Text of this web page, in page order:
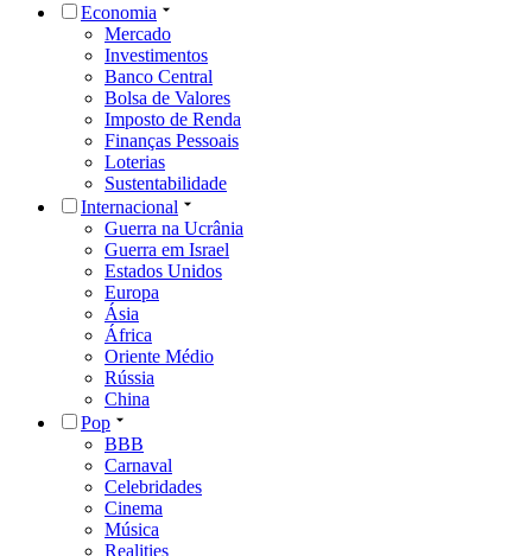
Economia
Mercado
Investimentos
Banco Central
Bolsa de Valores
Imposto de Renda
Finanças Pessoais
Loterias
Sustentabilidade
Internacional
Guerra na Ucrânia
Guerra em Israel
Estados Unidos
Europa
Ásia
África
Oriente Médio
Rússia
China
Pop
BBB
Carnaval
Celebridades
Cinema
Música
Realities